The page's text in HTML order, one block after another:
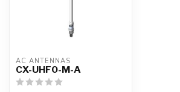
AC ANTENNAS
CX-UHF0-M-A